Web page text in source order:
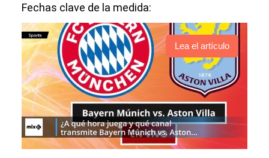
Fechas clave de la medida:
Lea el artículo